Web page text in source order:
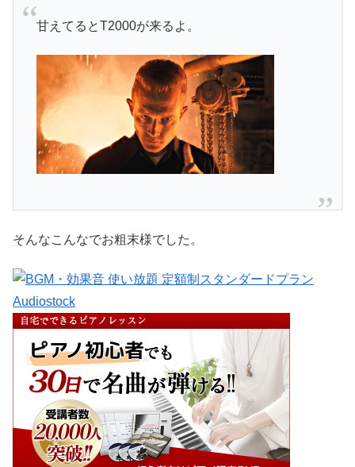
甘えてるとT2000が来るよ。
そんなこんなでお粗末様でした。